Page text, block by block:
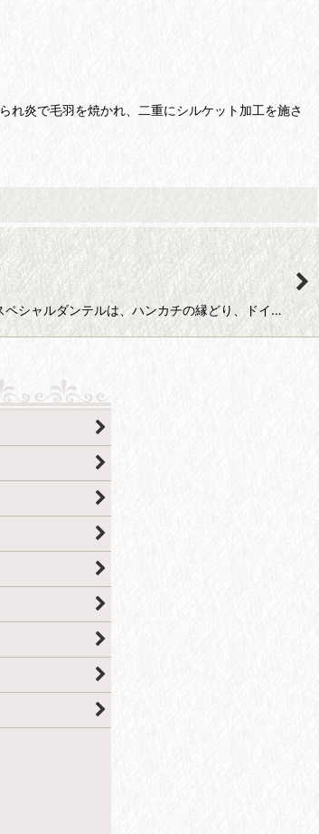
れ炎で毛羽を焼かれ、二重にシルケット加工を施さ
ャルダンテルは、ハンカチの縁どり、ドイ…